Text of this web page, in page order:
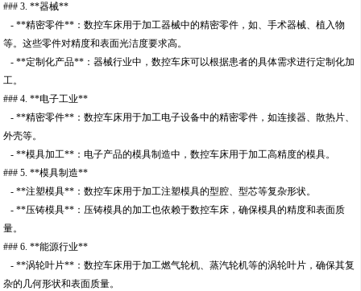
### 3. **器械**
- **精密零件**：数控车床用于加工器械中的精密零件，如、手术器械、植入物
等。这些零件对精度和表面光洁度要求高。
- **定制化产品**：器械行业中，数控车床可以根据患者的具体需求进行定制化加
工。
### 4. **电子工业**
- **精密零件**：数控车床用于加工电子设备中的精密零件，如连接器、散热片、
外壳等。
- **模具加工**：电子产品的模具制造中，数控车床用于加工高精度的模具。
### 5. **模具制造**
- **注塑模具**：数控车床用于加工注塑模具的型腔、型芯等复杂形状。
- **压铸模具**：压铸模具的加工也依赖于数控车床，确保模具的精度和表面质
量。
### 6. **能源行业**
- **涡轮叶片**：数控车床用于加工燃气轮机、蒸汽轮机等的涡轮叶片，确保其复
杂的几何形状和表面质量。